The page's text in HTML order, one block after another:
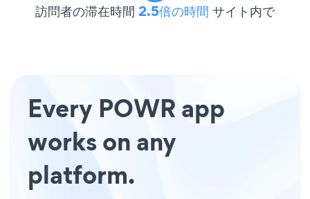
訪問者の滞在時間 2.5倍の時間 サイト内で
Every POWR app
works on any
platform.